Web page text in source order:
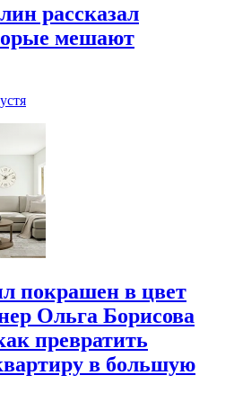
рассказал
мешают
покрашен в цвет
Ольга Борисова
превратить
в большую